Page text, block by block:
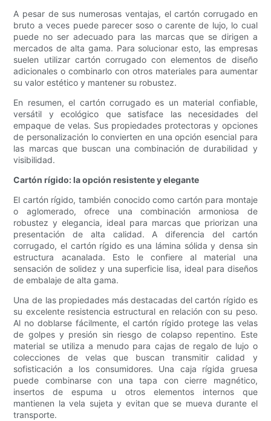
A pesar de sus numerosas ventajas, el cartón corrugado en
bruto a veces puede parecer soso o carente de lujo, lo cual
puede no ser adecuado para las marcas que se dirigen a
mercados de alta gama. Para solucionar esto, las empresas
suelen utilizar cartón corrugado con elementos de diseño
adicionales o combinarlo con otros materiales para aumentar
su valor estético y mantener su robustez.
En resumen, el cartón corrugado es un material confiable,
versátil y ecológico que satisface las necesidades del
empaque de velas. Sus propiedades protectoras y opciones
de personalización lo convierten en una opción esencial para
las marcas que buscan una combinación de durabilidad y
visibilidad.
Cartón rígido: la opción resistente y elegante
El cartón rígido, también conocido como cartón para montaje
o aglomerado, ofrece una combinación armoniosa de
robustez y elegancia, ideal para marcas que priorizan una
presentación de alta calidad. A diferencia del cartón
corrugado, el cartón rígido es una lámina sólida y densa sin
estructura acanalada. Esto le confiere al material una
sensación de solidez y una superficie lisa, ideal para diseños
de embalaje de alta gama.
Una de las propiedades más destacadas del cartón rígido es
su excelente resistencia estructural en relación con su peso.
Al no doblarse fácilmente, el cartón rígido protege las velas
de golpes y presión sin riesgo de colapso repentino. Este
material se utiliza a menudo para cajas de regalo de lujo o
colecciones de velas que buscan transmitir calidad y
sofisticación a los consumidores. Una caja rígida gruesa
puede combinarse con una tapa con cierre magnético,
insertos de espuma u otros elementos internos que
mantienen la vela sujeta y evitan que se mueva durante el
transporte.